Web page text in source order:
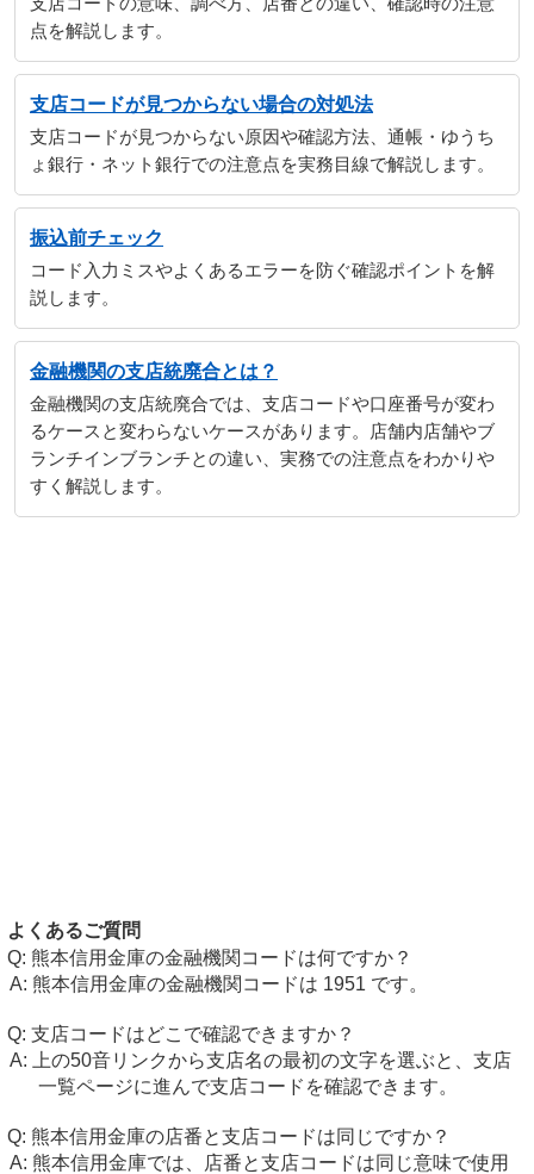
点を解説します。
支店コードが見つからない場合の対処法
支店コードが見つからない原因や確認方法、通帳・ゆうち
ょ銀行・ネット銀行での注意点を実務目線で解説します。
振込前チェック
コード入力ミスやよくあるエラーを防ぐ確認ポイントを解
説します。
金融機関の支店統廃合とは？
金融機関の支店統廃合では、支店コードや口座番号が変わ
るケースと変わらないケースがあります。店舗内店舗やブ
ランチインブランチとの違い、実務での注意点をわかりや
すく解説します。
よくあるご質問
熊本信用金庫の金融機関コードは何ですか？
熊本信用金庫の金融機関コードは 1951 です。
支店コードはどこで確認できますか？
上の50音リンクから支店名の最初の文字を選ぶと、支店
一覧ページに進んで支店コードを確認できます。
熊本信用金庫の店番と支店コードは同じですか？
熊本信用金庫では、店番と支店コードは同じ意味で使用